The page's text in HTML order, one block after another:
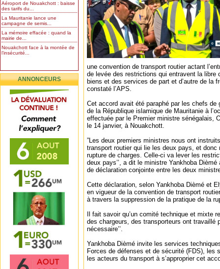
Aéroport de Nouakchott : baisse
des tarifs du...
La Mauritanie lance une
campagne de semis...
La mémoire effacée : quand la
mairie de...
Nouakchott face à la montée de
l’insécurité...
ANNONCEURS
une convention de transport routier actant
de levée des restrictions qui entravent la libre
biens et des services de part et d’autre de la
constaté l’APS.
Cet accord avait été paraphé par les chefs de
de la République islamique de Mauritanie à
effectuée par le Premier ministre sénégalais,
le 14 janvier, à Nouakchott.
”Les deux premiers ministres nous ont
transport routier qui lie les deux pays, et donc
rupture de charges. Celle-ci va lever les
deux pays’’, a dit le ministre Yankhoba Dièmé
de déclaration conjointe entre les deux
Cette déclaration, selon Yankhoba Dièmé et
en vigueur de la convention de transport
à travers la suppression de la pratique de la
Il fait savoir qu’un comité technique et mixte
des chargeurs, des transporteurs ont travaillé
nécessaire’’.
Yankhoba Dièmé invite les services
Forces de défenses et de sécurité (FDS), les
les acteurs du transport à s’approprier cet